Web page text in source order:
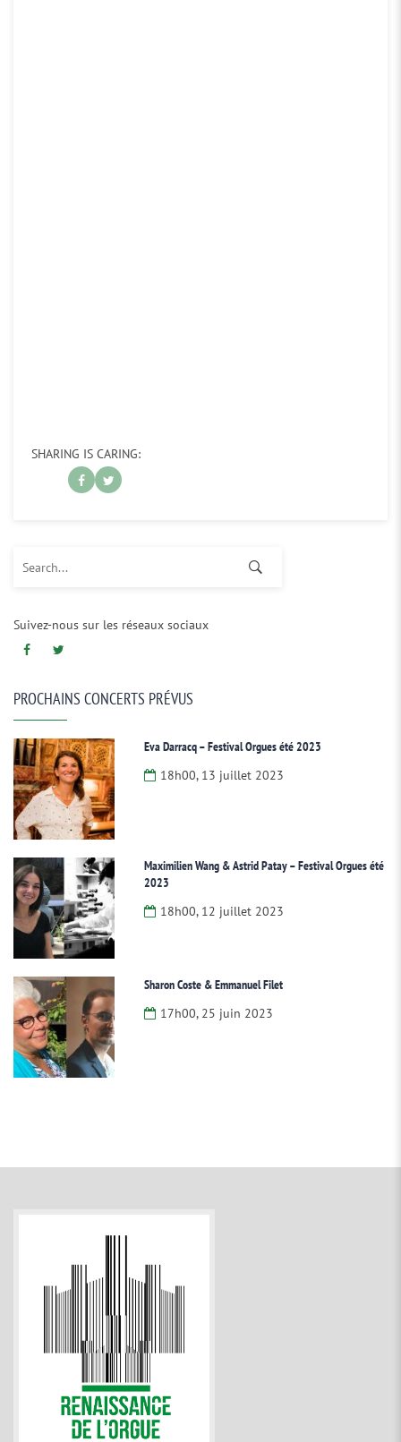
SHARING IS CARING:
Suivez-nous sur les réseaux sociaux
PROCHAINS CONCERTS PRÉVUS
Eva Darracq – Festival Orgues été 2023
18h00, 13 juillet 2023
Maximilien Wang & Astrid Patay – Festival Orgues été
2023
18h00, 12 juillet 2023
Sharon Coste & Emmanuel Filet
17h00, 25 juin 2023